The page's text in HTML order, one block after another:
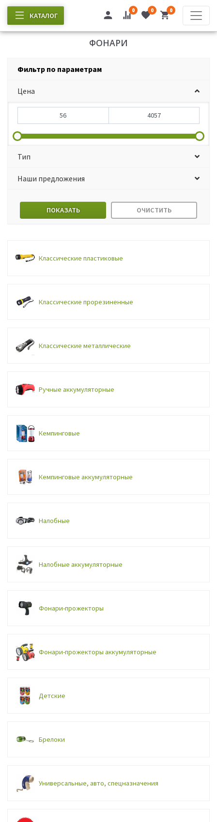
КАТАЛОГ
0 0 0
ФОНАРИ
Фильтр по параметрам
Цена
Тип
Наши предложения
ПОКАЗАТЬ ОЧИСТИТЬ
Классические пластиковые
Классические прорезиненные
Классические металлические
Ручные аккумуляторные
Кемпинговые
Кемпинговые аккумуляторные
Налобные
Налобные аккумуляторные
Фонари-прожекторы
Фонари-прожекторы аккумуляторные
Детские
Брелоки
Универсальные, авто, спецназначения